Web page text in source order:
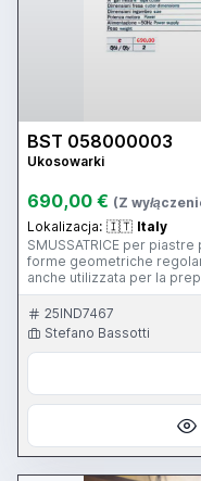
BST 058000003
Ukosowarki
690,00 € (Z
Lokalizacja: 🇮🇹 Italy
SMUSSATRICE per
forme geometriche
anche utilizzata per la
saldatura (Come meglio
RIMASTI - SALVO VENDUTO
25IND7467
Stefano Bassotti